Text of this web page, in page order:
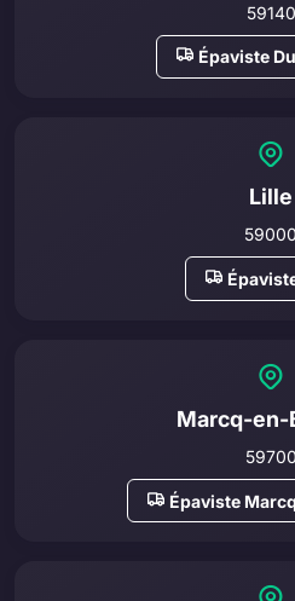
59140
Épaviste
Lille
59000
Marcq-
59700
Épaviste